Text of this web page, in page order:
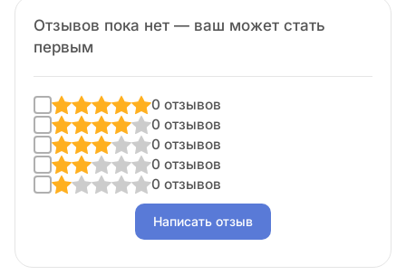
Отзывов пока нет — ваш может стать
первым
0 отзывов
0 отзывов
0 отзывов
0 отзывов
0 отзывов
Написать отзыв